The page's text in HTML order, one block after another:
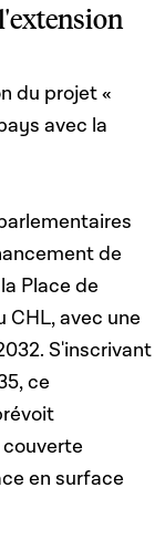
du projet «
avec la
de
Place de
avec une
S'inscrivant
ce
en surface